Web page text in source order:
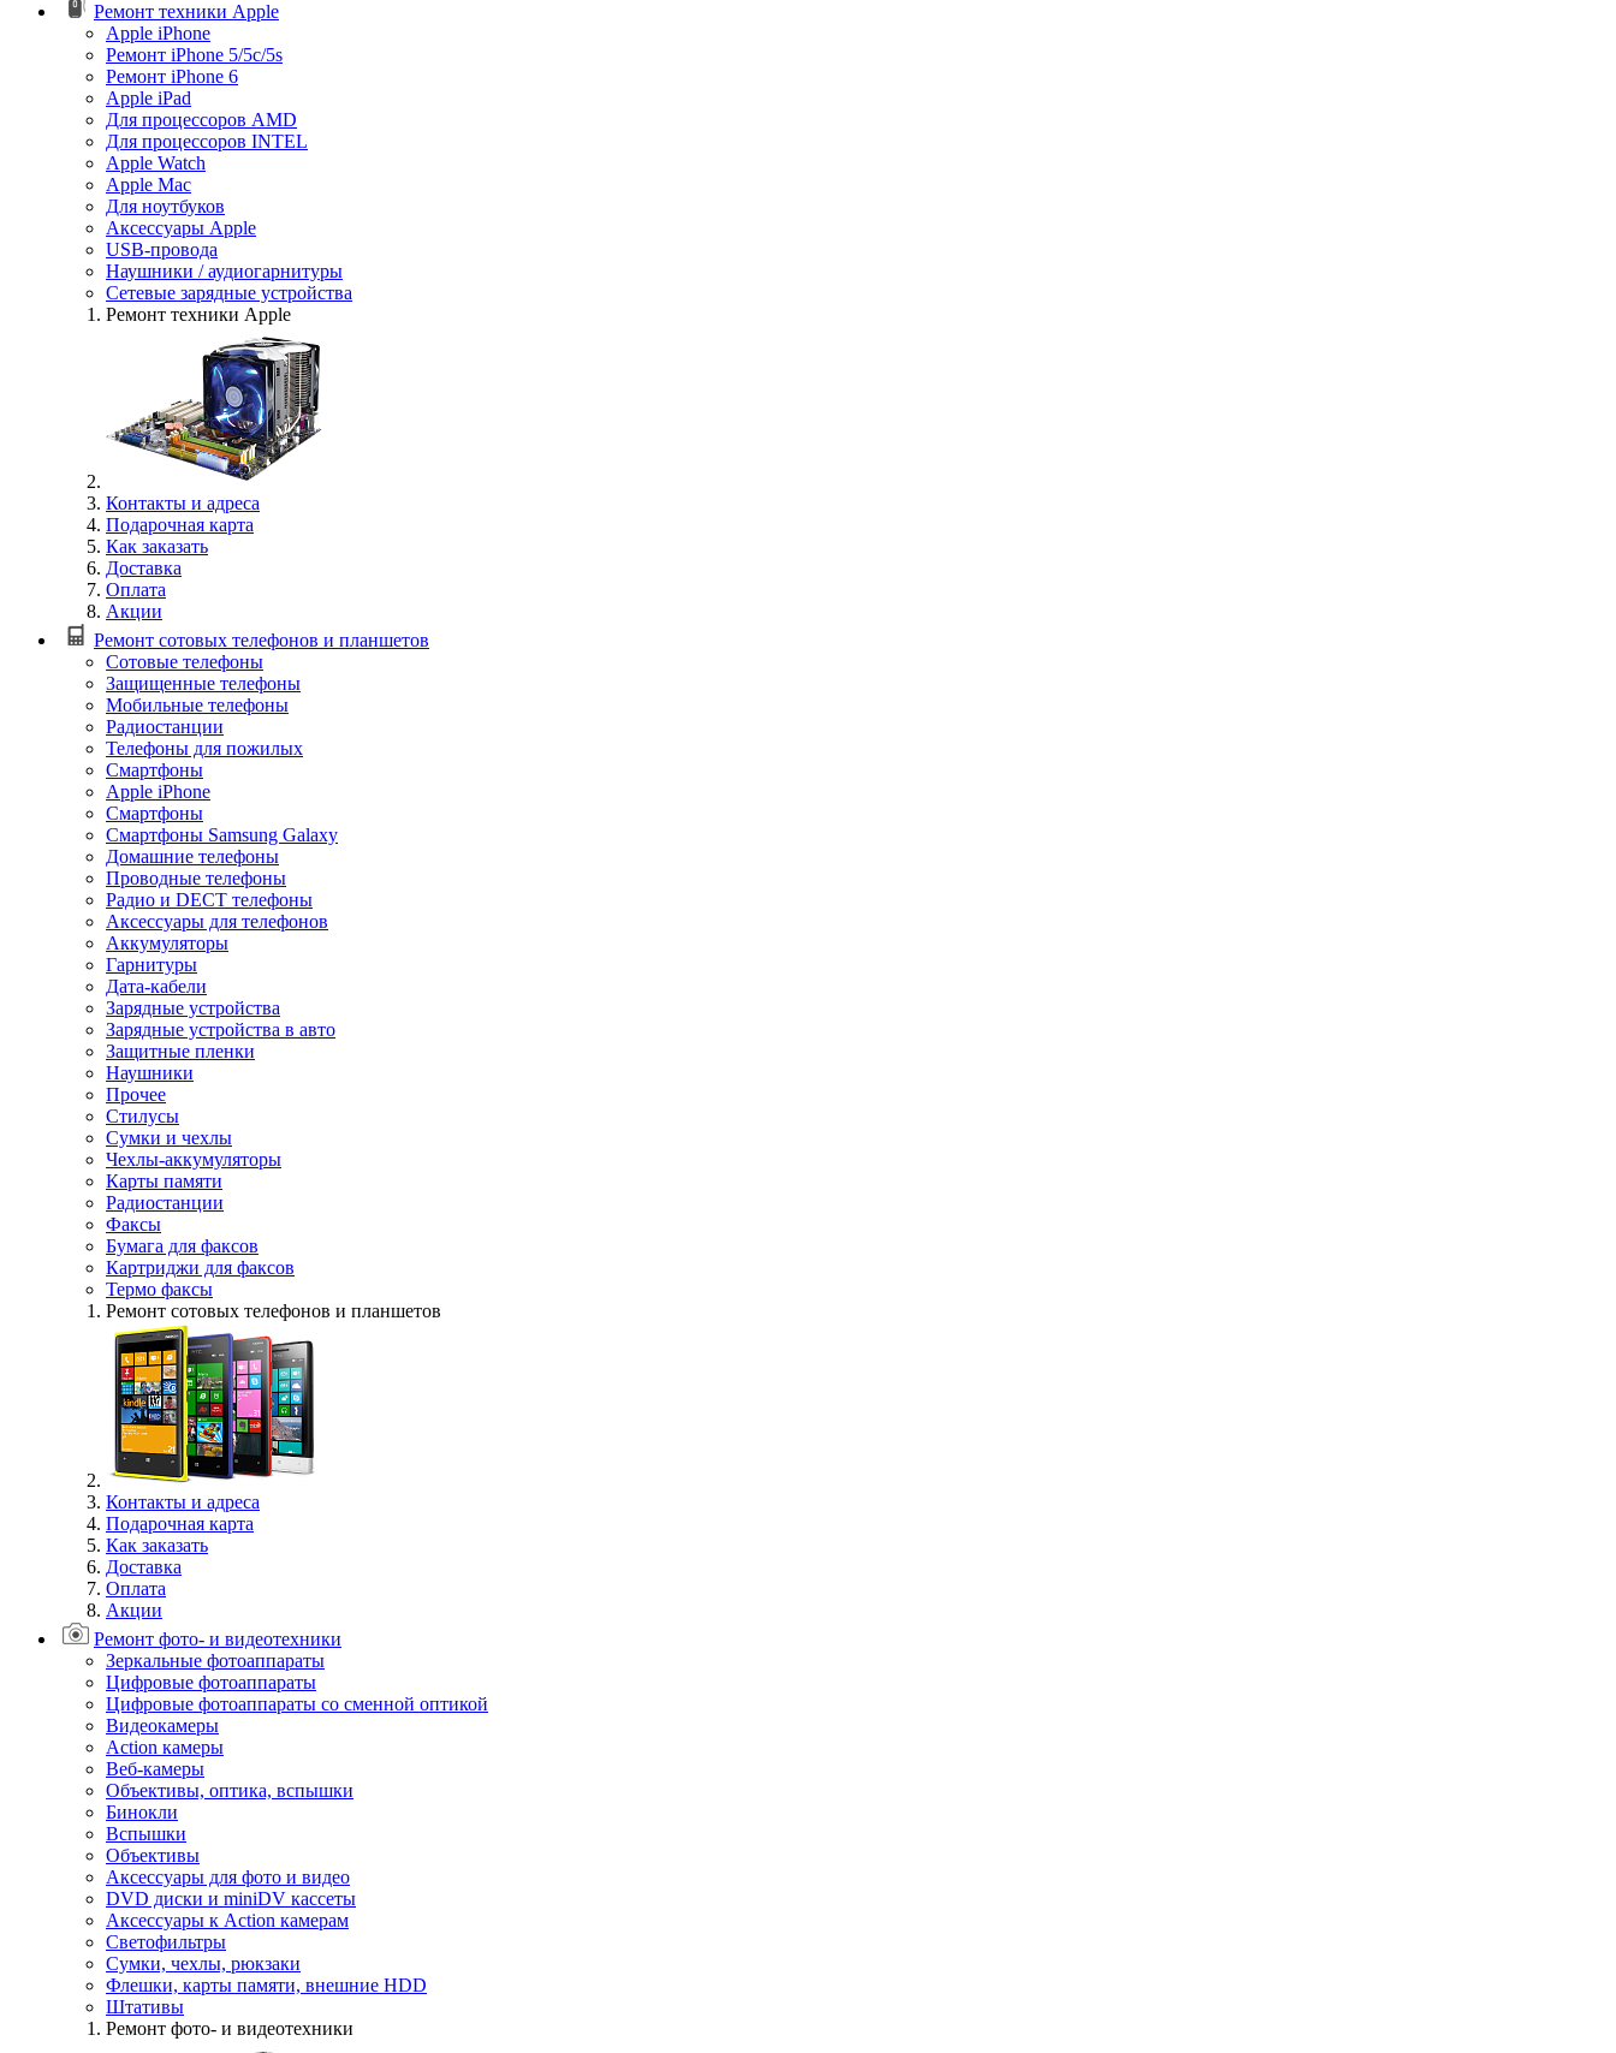
Ремонт техники Apple
Apple iPhone
Ремонт iPhone 5/5c/5s
Ремонт iPhone 6
Apple iPad
Для процессоров AMD
Для процессоров INTEL
Apple Watch
Apple Mac
Для ноутбуков
Аксессуары Apple
USB-провода
Наушники / аудиогарнитуры
Сетевые зарядные устройства
Ремонт техники Apple
Контакты и адреса
Подарочная карта
Как заказать
Доставка
Оплата
Акции
Ремонт сотовых телефонов и планшетов
Сотовые телефоны
Защищенные телефоны
Мобильные телефоны
Радиостанции
Телефоны для пожилых
Смартфоны
Apple iPhone
Смартфоны
Смартфоны Samsung Galaxy
Домашние телефоны
Проводные телефоны
Радио и DECT телефоны
Аксессуары для телефонов
Аккумуляторы
Гарнитуры
Дата-кабели
Зарядные устройства
Зарядные устройства в авто
Защитные пленки
Наушники
Прочее
Стилусы
Сумки и чехлы
Чехлы-аккумуляторы
Карты памяти
Радиостанции
Факсы
Бумага для факсов
Картриджи для факсов
Термо факсы
Ремонт сотовых телефонов и планшетов
Контакты и адреса
Подарочная карта
Как заказать
Доставка
Оплата
Акции
Ремонт фото- и видеотехники
Зеркальные фотоаппараты
Цифровые фотоаппараты
Цифровые фотоаппараты со сменной оптикой
Видеокамеры
Action камеры
Веб-камеры
Объективы, оптика, вспышки
Бинокли
Вспышки
Объективы
Аксессуары для фото и видео
DVD диски и miniDV кассеты
Аксессуары к Action камерам
Светофильтры
Сумки, чехлы, рюкзаки
Флешки, карты памяти, внешние HDD
Штативы
Ремонт фото- и видеотехники